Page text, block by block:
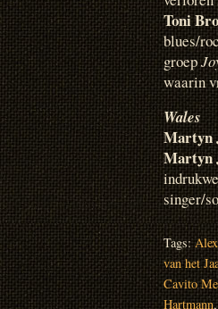
Toni
blues/
groep
waarin
Wales
Martyn
Martyn
singer/
Tags:
van het
Cavito
Hartmann